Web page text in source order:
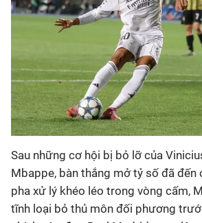
Sau những cơ hội bị bỏ lỡ của
Mbappe, bàn thắng mở tỷ số đã đến
pha xử lý khéo léo trong vòng cấm,
tĩnh loại bỏ thủ môn đối phương